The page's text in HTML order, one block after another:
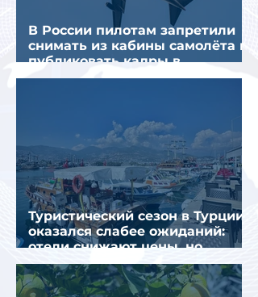
В России пилотам запретили
снимать из кабины самолёта и
публиковать кадры в
интернете
Туристический сезон в Турции
оказался слабее ожиданий:
отели снижают цены, но
загрузка остается низкой